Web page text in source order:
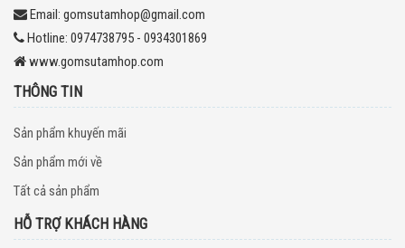
Email: gomsutamhop@gmail.com
Hotline: 0974738795 - 0934301869
www.gomsutamhop.com
THÔNG TIN
Sản phẩm khuyến mãi
Sản phẩm mới về
Tất cả sản phẩm
HỖ TRỢ KHÁCH HÀNG